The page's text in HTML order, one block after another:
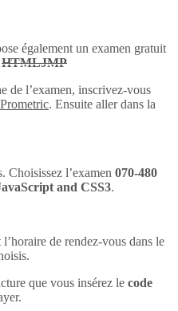
également un examen gratuit
HTMLJMP
de l’examen, inscrivez-vous
Prometric. Ensuite aller dans la
Choisissez l’examen 070-480
and CSS3.
de rendez-vous dans le
que vous insérez le code